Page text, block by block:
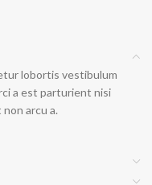
lobortis vestibulum
a est parturient nisi
arcu a.